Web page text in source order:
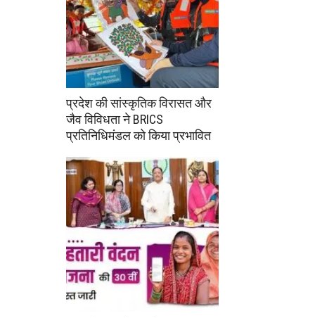
प्रदेश की सांस्कृतिक विरासत और
जैव विविधता ने BRICS
प्रतिनिधिमंडल को किया प्रभावित